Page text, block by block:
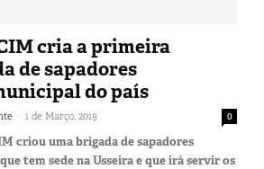
cria a primeira
de sapadores
do país
- 1 de Março, 2019 0
criou uma brigada de sapadores
tem sede na Usseira e que irá servir os